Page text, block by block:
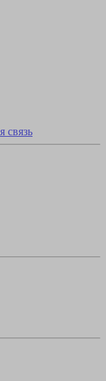
связь